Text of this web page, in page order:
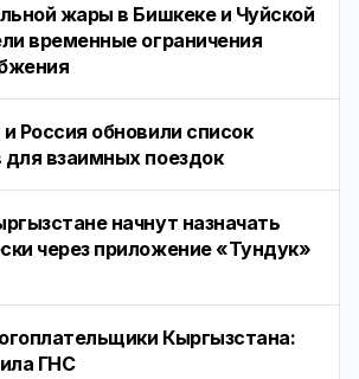
жары в Бишкеке и Чуйской
временные ограничения
Россия обновили список
взаимных поездок
начнут назначать
через приложение «Тундук»
Кыргызстана:
ГНС